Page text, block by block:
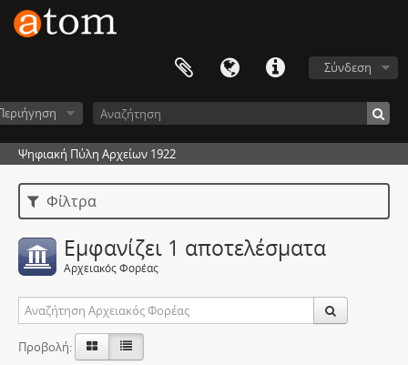
Σύνδεση
Ψηφιακή Πύλη Αρχείων 1922
Φίλτρα
Εμφανίζει 1 αποτελέσματα
Αρχειακός Φορέας
Προβολή: